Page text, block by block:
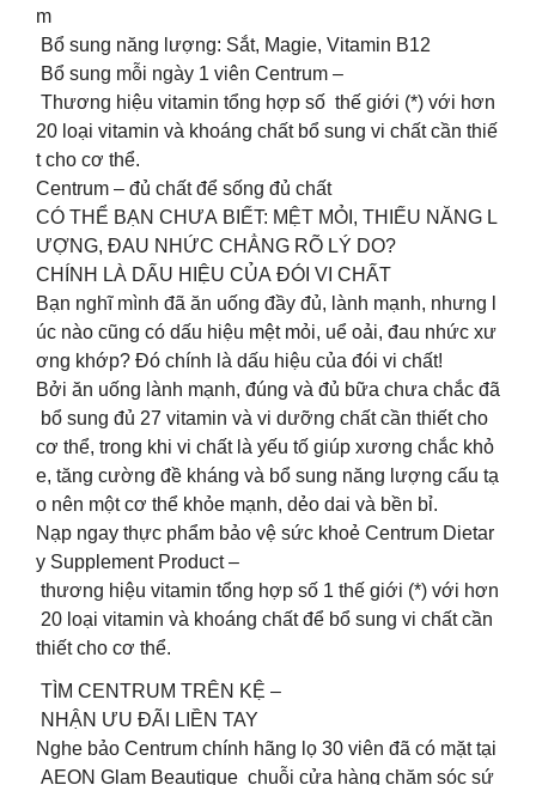
m
️ Bổ sung năng lượng: Sắt, Magie, Vitamin B12
Bổ sung mỗi ngày 1 viên Centrum –
Thương hiệu vitamin tổng hợp số thế giới (*) với hơn
20 loại vitamin và khoáng chất bổ sung vi chất cần thiế
t cho cơ thể.
Centrum – đủ chất để sống đủ chất
CÓ THỂ BẠN CHƯA BIẾT: MỆT MỎI, THIẾU NĂNG L
ƯỢNG, ĐAU NHỨC CHẲNG RÕ LÝ DO? ​
CHÍNH LÀ DẤU HIỆU CỦA ĐÓI VI CHẤT​
Bạn nghĩ mình đã ăn uống đầy đủ, lành mạnh, nhưng l
úc nào cũng có dấu hiệu mệt mỏi, uể oải, đau nhức xư
ơng khớp? Đó chính là dấu hiệu của đói vi chất! ​
Bởi ăn uống lành mạnh, đúng và đủ bữa chưa chắc đã
bổ sung đủ 27 vitamin và vi dưỡng chất cần thiết cho
cơ thể, trong khi vi chất là yếu tố giúp xương chắc khỏ
e, tăng cường đề kháng và bổ sung năng lượng cấu tạ
o nên một cơ thể khỏe mạnh, dẻo dai và bền bỉ. ​
Nạp ngay thực phẩm bảo vệ sức khoẻ Centrum Dietar
y Supplement Product –
thương hiệu vitamin tổng hợp số 1 thế giới (*) với hơn
20 loại vitamin và khoáng chất để bổ sung vi chất cần
thiết cho cơ thể.​
TÌM CENTRUM TRÊN KỆ –
NHẬN ƯU ĐÃI LIỀN TAY
️️Nghe bảo Centrum chính hãng lọ 30 viên đã có mặt tại
AEON Glam Beautique chuỗi cửa hàng chăm sóc sứ